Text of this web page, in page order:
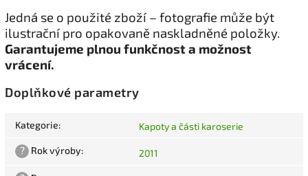
Jedná se o použité zboží – fotografie může být
ilustrační pro opakovaně naskladněné položky.
Garantujeme plnou funkčnost a možnost
vrácení.
Doplňkové parametry
Kategorie: Kapoty a části karoserie
? Rok výroby: 2011